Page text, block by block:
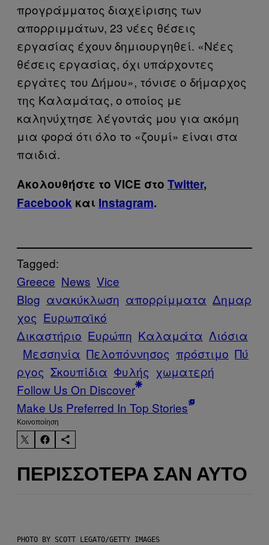
προγράμματος διαχείρισης των
απορριμμάτων, 23 νέες θέσεις
εργασίας έχουν δημιουργηθεί. «Νέες
θέσεις εργασίας, όχι υπάρχοντες
εργάτες του Δήμου», τόνισε ο δήμαρχος
της Καλαμάτας, ο οποίος με
καληνύχτησε λέγοντάς μου για ακόμη
μια φορά ότι όλο το «ζουμί» είναι στα
παιδιά.
Ακολουθήστε το VICE στο Twitter,
Facebook και Instagram.
Tagged:
Greece News Vice
Blog ανακύκλωση απορρίμματα Δημαρ
χος Ευρωπαϊκό
Δικαστήριο Ευρώπη Καλαμάτα Λιόσια
Μεσσηνία Πελοπόννησος πρόστιμο Πύ
ργος Σκουπίδια Φυλής χωματερή
Follow Us On Discover
Make Us Preferred In Top Stories
Kοινοποίηση
ΠΕΡΙΣΣΌΤΕΡΑ ΣΑΝ ΑΥΤΌ
PHOTO BY SCOTT LEGATO/GETTY IMAGES